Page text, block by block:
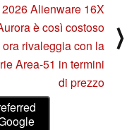
2026 Alienware 16X
è così costoso
rivaleggia con la
Area-51 in termini
di prezzo
⟩